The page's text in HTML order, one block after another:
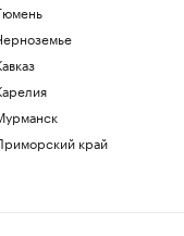
край